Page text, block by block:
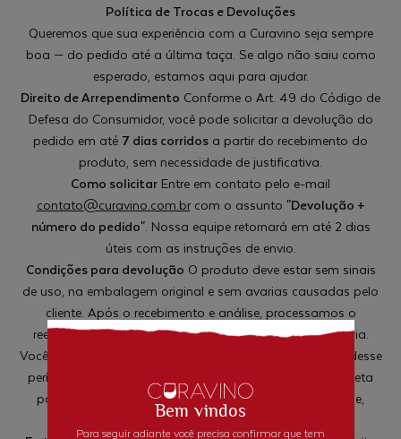
Bem vindos
Para seguir adiante você precisa confirmar que tem
Política de Trocas e Devoluções
Queremos que sua experiência com a Curavino seja sempre
boa — do pedido até a última taça. Se algo não saiu como
esperado, estamos aqui para ajudar.
Direito de Arrependimento Conforme o Art. 49 do Código de
Defesa do Consumidor, você pode solicitar a devolução do
pedido em até 7 dias corridos a partir do recebimento do
produto, sem necessidade de justificativa.
Como solicitar Entre em contato pelo e-mail
contato@curavino.com.brcom o assunto "Devolução +
número do pedido". Nossa equipe retornará em até 2 dias
úteis com as instruções de envio.
Condições para devolução O produto deve estar sem sinais
de uso, na embalagem original e sem avarias causadas pelo
cliente. Após o recebimento e análise, processamos o
reembolso ou emitimos crédito, conforme sua preferência.
Você tem até 30 dias para solicitar a devolução. Dentro desse
período, a devolução é gratuita. Nós enviaremos a etiqueta
para despacho e devolução ou, dependendo da cidade,
podemos solicitar a coleta.